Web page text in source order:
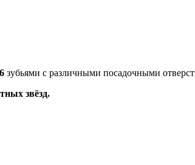
зубьями с различными посадочными
звёзд.